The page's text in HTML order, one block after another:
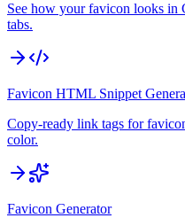
See how your favicon looks in
tabs.
Favicon HTML Snippet
Copy-ready link tags for
color.
Favicon Generator